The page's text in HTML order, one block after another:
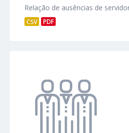
Relação de ausências de
CSV PDF